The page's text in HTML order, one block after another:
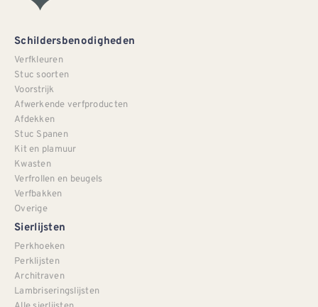
Schildersbenodigheden
Verfkleuren
Stuc soorten
Voorstrijk
Afwerkende verfproducten
Afdekken
Stuc Spanen
Kit en plamuur
Kwasten
Verfrollen en beugels
Verfbakken
Overige
Sierlijsten
Perkhoeken
Perklijsten
Architraven
Lambriseringslijsten